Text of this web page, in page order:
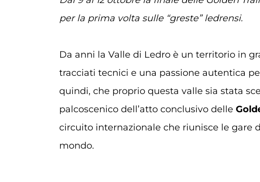
per la prima volta sulle “greste” ledrensi.
Da anni la Valle di Ledro è un territorio in
tracciati tecnici e una passione autentica
quindi, che proprio questa valle sia stata
palcoscenico dell’atto conclusivo delle
circuito internazionale che riunisce le gare
mondo.